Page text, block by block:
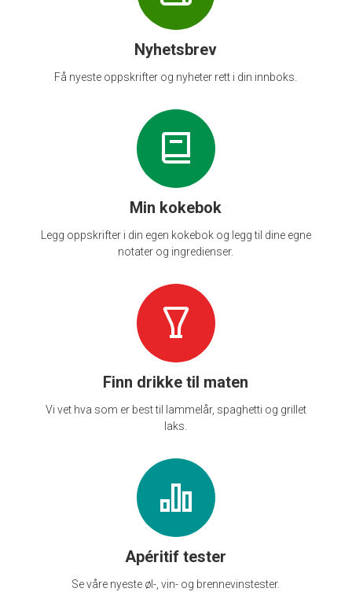
Nyhetsbrev
Få nyeste oppskrifter og nyheter rett i din innboks.
Min kokebok
Legg oppskrifter i din egen kokebok og legg til dine egne
notater og ingredienser.
Finn drikke til maten
Vi vet hva som er best til lammelår, spaghetti og grillet
laks.
Apéritif tester
Se våre nyeste øl-, vin- og brennevinstester.